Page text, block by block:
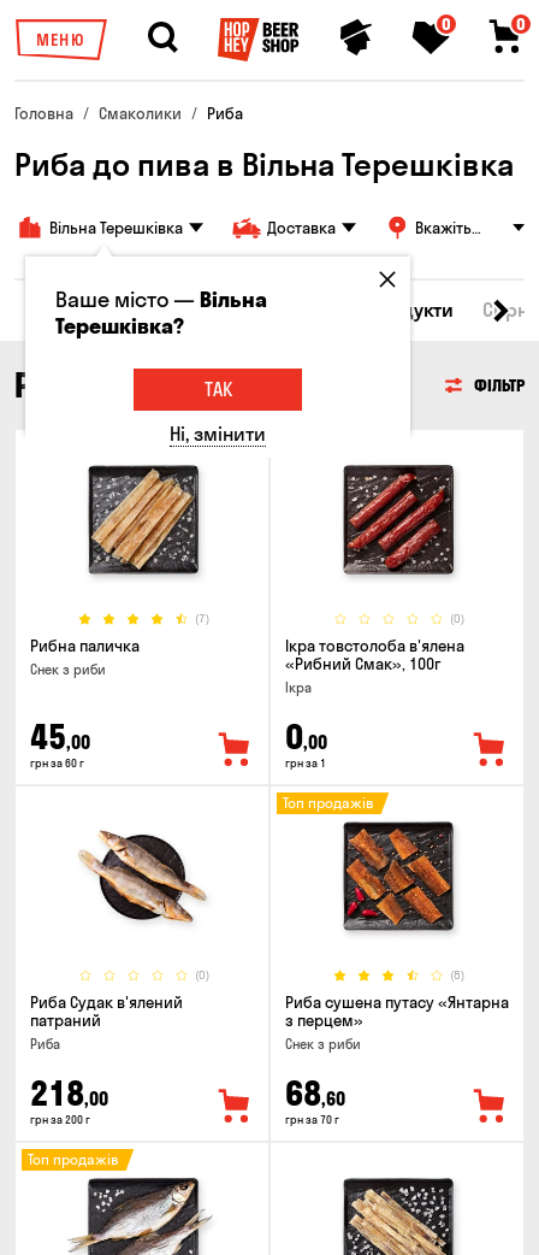
МЕНЮ
0 0
Головна Смаколики Риба
Риба до пива в Вільна Терешківка
Вільна Терешківка Доставка
Вкажіть
Всі товари М'ясо Риба Морепродукти
РИБА ФІЛЬТР
(7)
Рибна паличка
Снек з риби
45,00
грн за 60 г
(0)
Ікра товстолоба в'ялена
«Рибний Смак», 100г
Ікра
0,00
грн за 1
(0)
Риба Судак в'ялений
патраний
Риба
218,00
грн за 200 г
(8)
Топ продажів
Риба сушена путасу «Янтарна
з перцем»
Снек з риби
68,60
грн за 70 г
Топ продажів
Ваше місто —Вільна
Терешківка?
ТАК
Ні, змінити